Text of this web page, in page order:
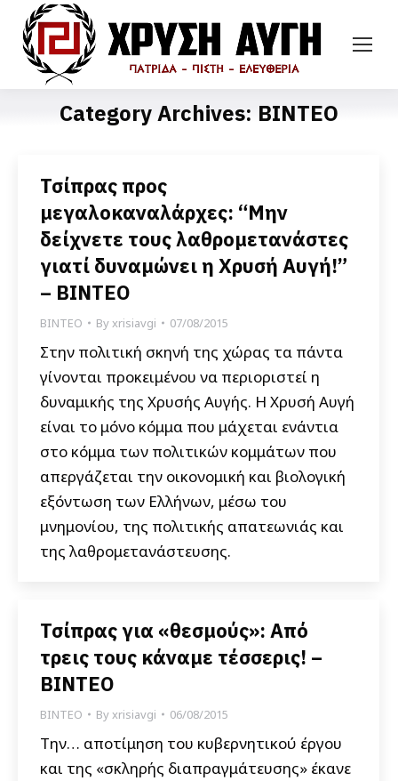
Category Archives: ΒΙΝΤΕΟ
Τσίπρας προς
μεγαλοκαναλάρχες: “Μην
δείχνετε τους λαθρομετανάστες
γιατί δυναμώνει η Χρυσή Αυγή!”
– ΒΙΝΤΕΟ
ΒΙΝΤΕΟ Byxrisiavgi 07/08/2015
Στην πολιτική σκηνή της χώρας τα πάντα
γίνονται προκειμένου να περιοριστεί η
δυναμικής της Χρυσής Αυγής. Η Χρυσή Αυγή
είναι το μόνο κόμμα που μάχεται ενάντια
στο κόμμα των πολιτικών κομμάτων που
απεργάζεται την οικονομική και βιολογική
εξόντωση των Ελλήνων, μέσω του
μνημονίου, της πολιτικής απατεωνιάς και
της λαθρομετανάστευσης.
Τσίπρας για «θεσμούς»: Από
τρεις τους κάναμε τέσσερις! –
ΒΙΝΤΕΟ
ΒΙΝΤΕΟ Byxrisiavgi 06/08/2015
Την… αποτίμηση του κυβερνητικού έργου
και της «σκληρής διαπραγμάτευσης» έκανε